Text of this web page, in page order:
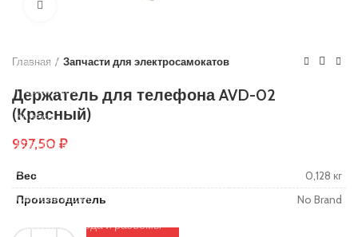
Главная Запчасти для электросамокатов
Держатель для телефона AVD-02
(Красный)
997,50 ₽
Вес
0,128 кг
Производитель
No Brand
Основы руля
Тросики
Подшипники
Колеса
Вольтметры и замки зажигания
Контроллеры
Сигнализация
Кабеля, провода и разъёмы